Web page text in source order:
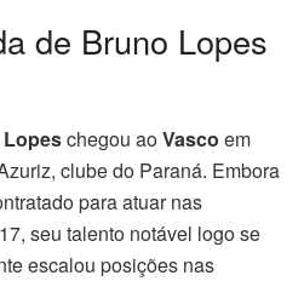
de Bruno Lopes
chegou aoVasco em
clube do Paraná. Embora
para atuar nas
seu talento notável logo se
escalou posições nas